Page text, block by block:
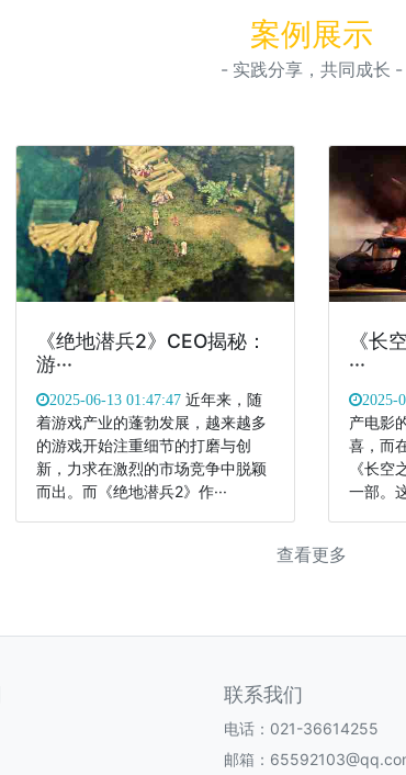
案例展示
- 实践分享，共同成长 -
《绝地潜兵2》CEO揭秘：
游···
2025-06-13 01:47:47近年来，随
着游戏产业的蓬勃发展，越来越多
的游戏开始注重细节的打磨与创
新，力求在激烈的市场竞争中脱颖
而出。而《绝地潜兵2》作···
《长
···
2025-
产电影
喜，而
《长空
一部。
查看更多
联系我们
电话：021-36614255
邮箱：